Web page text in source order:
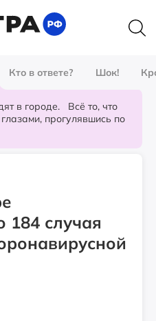
Кто в ответе? Шок!
в городе. Всё то, что
прогулявшись по
184 случая